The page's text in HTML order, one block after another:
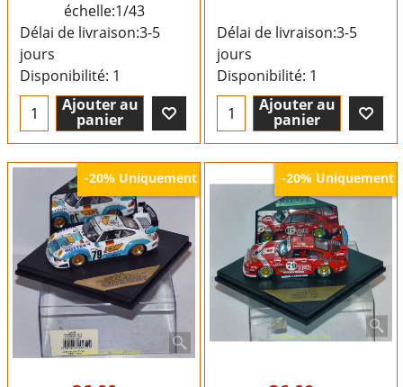
échelle:1/43
Délai de livraison:3-5
jours
Disponibilité: 1
Ajouter au
panier
Délai de livraison:3-5
jours
Disponibilité: 1
Ajouter au
panier
-20% Uniquement -20% Uniquement